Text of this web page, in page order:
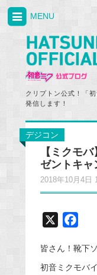
クリプトン公式！「
発信します！
MENU
デジコン
【ミクモ
ゼントキャ
2018年10月4日
c
e
皆さん！靴下
初音ミクモバ